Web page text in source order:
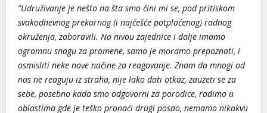
“Udruživanje je nešto na šta smo čini mi se, pod pritiskom
svakodnevnog prekarnog (i najčešće potplaćenog) radnog
okruženja, zaboravili. Na nivou zajednice i dalje imamo
ogromnu snagu za promene, samo je moramo prepoznati, i
osmisliti neke nove načine za reagovanje. Znam da mnogi od
nas ne reaguju iz straha, nije lako dati otkaz, zauzeti se za
sebe, posebno kada smo odgovorni za porodice, radimo u
oblastima gde je teško pronaći drugi posao, nemamo nikakvu